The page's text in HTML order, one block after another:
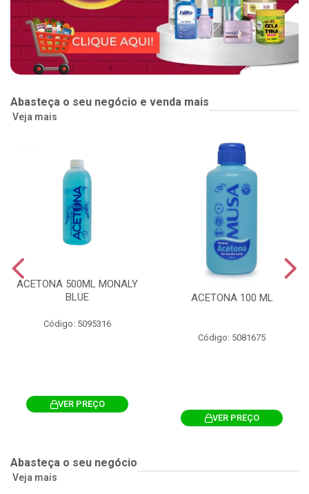
Abasteça o seu negócio e venda mais
Veja mais
ACETONA 500ML MONALY
BLUE
Código: 5095316
VER PREÇO
ACETONA 100 ML
Código: 5081675
VER PREÇO
Abasteça o seu negócio
Veja mais